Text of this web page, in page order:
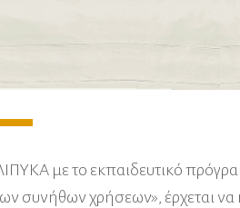
με το εκπαιδευτικό
συνήθων χρήσεων», έρχεται